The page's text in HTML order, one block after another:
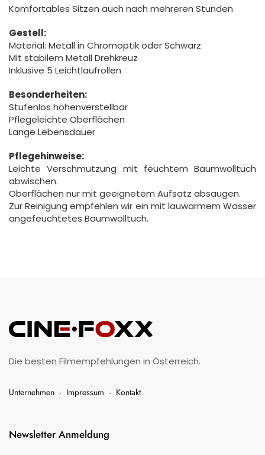
Komfortables Sitzen auch nach mehreren Stunden
Gestell:
Material: Metall in Chromoptik oder Schwarz
Mit stabilem Metall Drehkreuz
Inklusive 5 Leichtlaufrollen
Besonderheiten:
Stufenlos höhenverstellbar
Pflegeleichte Oberflächen
Lange Lebensdauer
Pflegehinweise:
Leichte Verschmutzung mit feuchtem Baumwolltuch
abwischen.
Oberflächen nur mit geeignetem Aufsatz absaugen.
Zur Reinigung empfehlen wir ein mit lauwarmem Wasser
angefeuchtetes Baumwolltuch.
Die besten Filmempfehlungen in Österreich.
Unternehmen · Impressum · Kontakt
Newsletter Anmeldung